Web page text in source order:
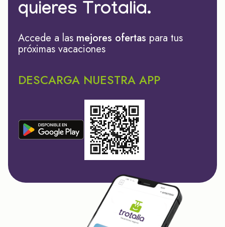
quieres Trotalia.
Accede a las mejores ofertas para tus
próximas vacaciones
DESCARGA NUESTRA APP